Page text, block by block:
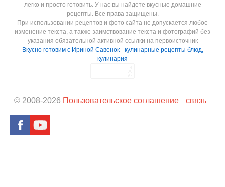
легко и просто готовить. У нас вы найдете вкусные домашние
рецепты. Все права защищены.
При использовании рецептов и фото сайта не допускается любое
изменение текста, а также заимствование текста и фотографий без
указания обязательной активной ссылки на первоисточник
Вкусно готовим с Ириной Савенок - кулинарные рецепты блюд,
кулинария
© 2008-2026 Пользовательское соглашение связь